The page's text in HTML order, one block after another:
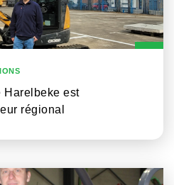
Harelbeke est
régional